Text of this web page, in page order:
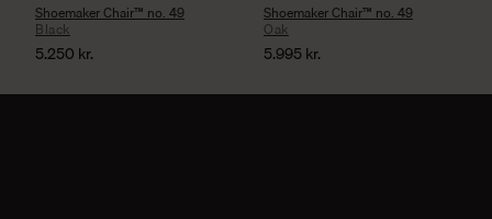
Shoemaker Chair™ no. 49
Black
5.250 kr.
Shoemaker Chair™ no. 49
Oak
5.995kr.